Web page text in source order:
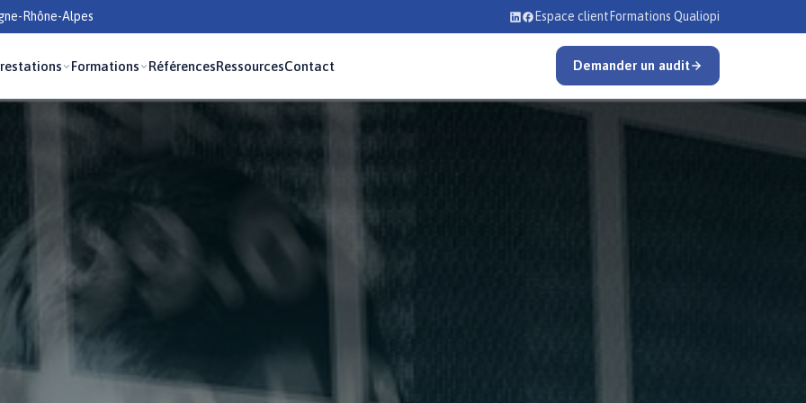
Rhône-Alpes Espace client Formations Qualiopi
Formations RéférencesRessourcesContact Demander un audit